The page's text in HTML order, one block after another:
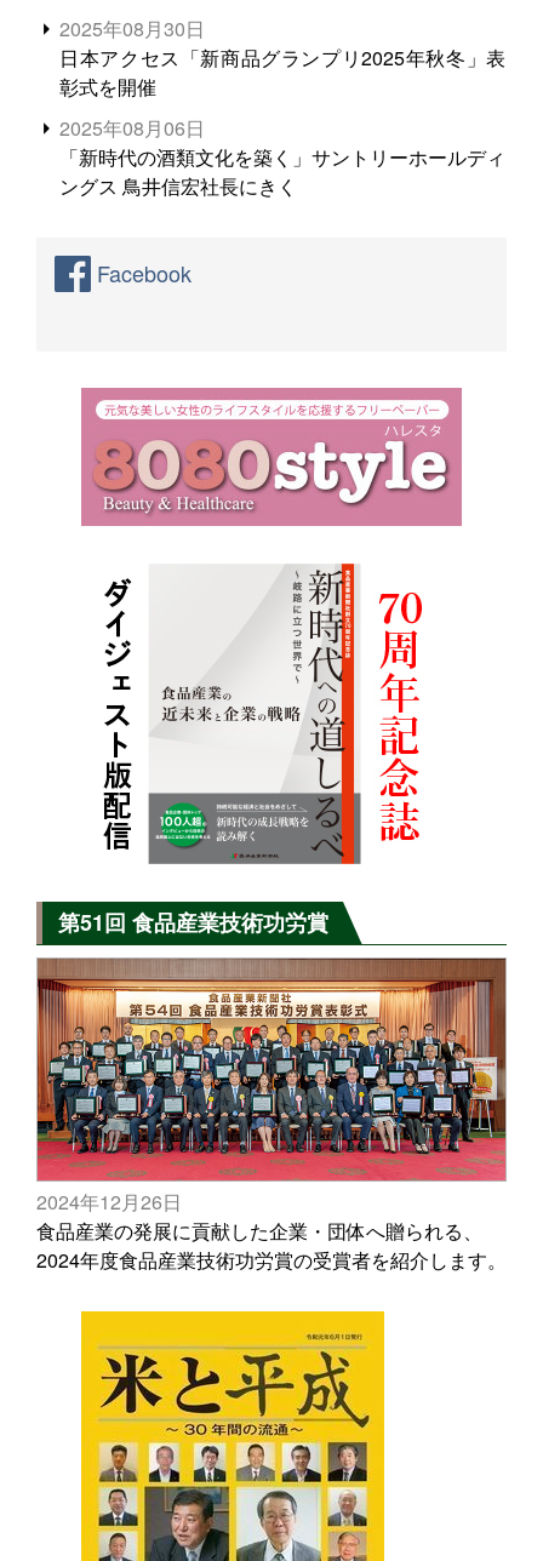
2025年08月30日
日本アクセス「新商品グランプリ2025年秋冬」表
彰式を開催
2025年08月06日
「新時代の酒類文化を築く」サントリーホールディ
ングス 鳥井信宏社長にきく
Facebook
第51回 食品産業技術功労賞
2024年12月26日
食品産業の発展に貢献した企業・団体へ贈られる、
2024年度食品産業技術功労賞の受賞者を紹介します。